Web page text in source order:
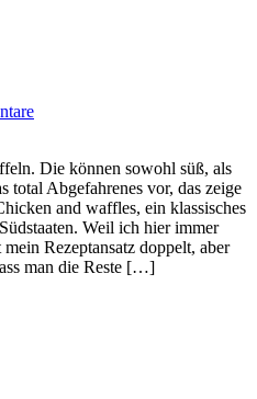
Die können sowohl süß, als
total Abgefahrenes vor, das zeige
and waffles, ein klassisches
Weil ich hier immer
Rezeptansatz doppelt, aber
man die Reste […]